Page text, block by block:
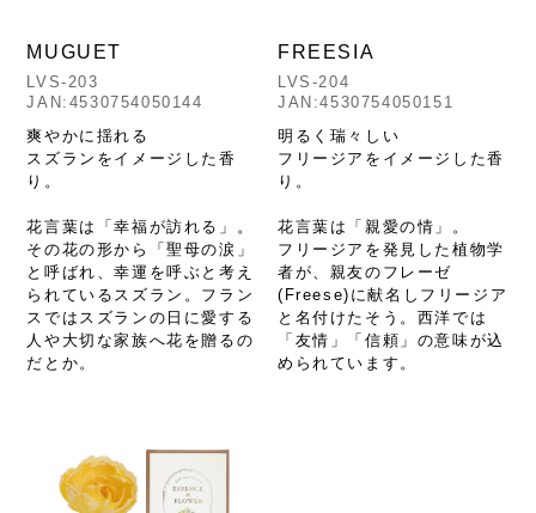
MUGUET
LVS-203
JAN:4530754050144
爽やかに揺れる
スズランをイメージした香
り。
花言葉は「幸福が訪れる」。
その花の形から「聖母の涙」
と呼ばれ、幸運を呼ぶと考え
られているスズラン。フラン
スではスズランの日に愛する
人や大切な家族へ花を贈るの
だとか。
FREESIA
LVS-204
JAN:4530754050151
明るく瑞々しい
フリージアをイメージした香
り。
花言葉は「親愛の情」。
フリージアを発見した植物学
者が、親友のフレーゼ
(Freese)に献名しフリージア
と名付けたそう。西洋では
「友情」「信頼」の意味が込
められています。